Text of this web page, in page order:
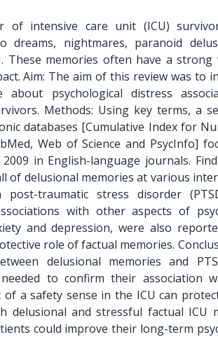
of intensive care unit (ICU)
dreams, nightmares, paranoid
These memories often have a strong
Aim: The aim of this review was to
psychological distress
Methods: Using key terms, a
databases [Cumulative Index for
Web of Science and PsycInfo]
in English-language journals.
of delusional memories at various
traumatic stress disorder
with other aspects of
and depression, were also
role of factual memories.
delusional memories and
to confirm their association
of a safety sense in the ICU can
and stressful factual ICU
could improve their long-term